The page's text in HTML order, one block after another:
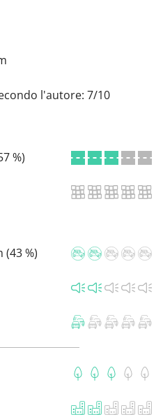
l'autore: 7/10
%)
(43 %)